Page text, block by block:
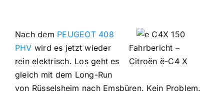
Fahrbericht –
Citroën ë-C4 X
Nach dem PEUGEOT 408
PHV wird es jetzt wieder
rein elektrisch. Los geht es
gleich mit dem Long-Run
von Rüsselsheim nach Emsbüren. Kein Problem.